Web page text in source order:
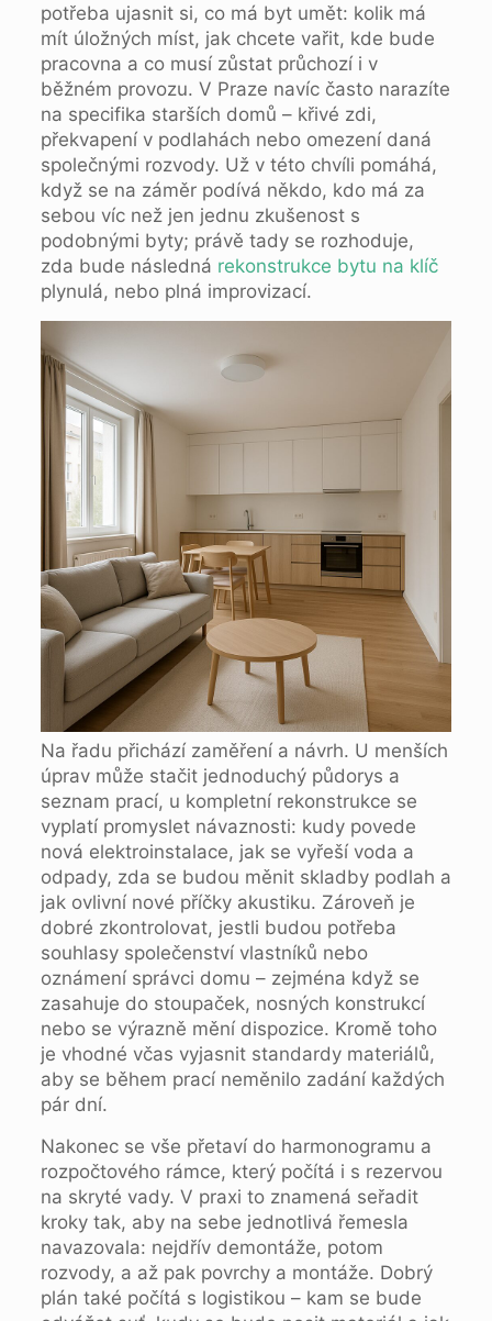
potřeba ujasnit si, co má byt umět: kolik má
mít úložných míst, jak chcete vařit, kde bude
pracovna a co musí zůstat průchozí i v
běžném provozu. V Praze navíc často narazíte
na specifika starších domů – křivé zdi,
překvapení v podlahách nebo omezení daná
společnými rozvody. Už v této chvíli pomáhá,
když se na záměr podívá někdo, kdo má za
sebou víc než jen jednu zkušenost s
podobnými byty; právě tady se rozhoduje,
zda bude následná rekonstrukce bytu na klíč
plynulá, nebo plná improvizací.
Na řadu přichází zaměření a návrh. U menších
úprav může stačit jednoduchý půdorys a
seznam prací, u kompletní rekonstrukce se
vyplatí promyslet návaznosti: kudy povede
nová elektroinstalace, jak se vyřeší voda a
odpady, zda se budou měnit skladby podlah a
jak ovlivní nové příčky akustiku. Zároveň je
dobré zkontrolovat, jestli budou potřeba
souhlasy společenství vlastníků nebo
oznámení správci domu – zejména když se
zasahuje do stoupaček, nosných konstrukcí
nebo se výrazně mění dispozice. Kromě toho
je vhodné včas vyjasnit standardy materiálů,
aby se během prací neměnilo zadání každých
pár dní.
Nakonec se vše přetaví do harmonogramu a
rozpočtového rámce, který počítá i s rezervou
na skryté vady. V praxi to znamená seřadit
kroky tak, aby na sebe jednotlivá řemesla
navazovala: nejdřív demontáže, potom
rozvody, a až pak povrchy a montáže. Dobrý
plán také počítá s logistikou – kam se bude